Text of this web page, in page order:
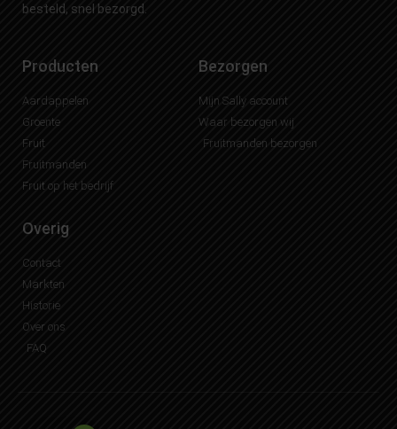
besteld, snel bezorgd.
Producten
Aardappelen
Groente
Fruit
Fruitmanden
Fruit op het bedrijf
Bezorgen
Mijn Sally account
Waar bezorgen wij
Fruitmanden bezorgen
Overig
Contact
Markten
Historie
Over ons
FAQ